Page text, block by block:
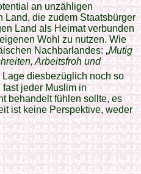
an unzähligen
Land, die zudem Staatsbürger
Land als Heimat verbunden
Wohl zu nutzen. Wie
Nachbarlandes: „Mutig
Arbeitsfroh und
diesbezüglich noch so
jeder Muslim in
behandelt fühlen sollte, es
ist keine Perspektive, weder